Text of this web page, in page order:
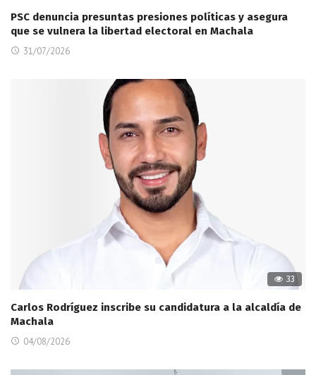
PSC denuncia presuntas presiones políticas y asegura
que se vulnera la libertad electoral en Machala
31/07/2026
33
Carlos Rodríguez inscribe su candidatura a la alcaldía de
Machala
04/08/2026